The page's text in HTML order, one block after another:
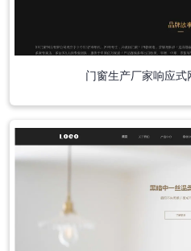
门窗生产厂家响应